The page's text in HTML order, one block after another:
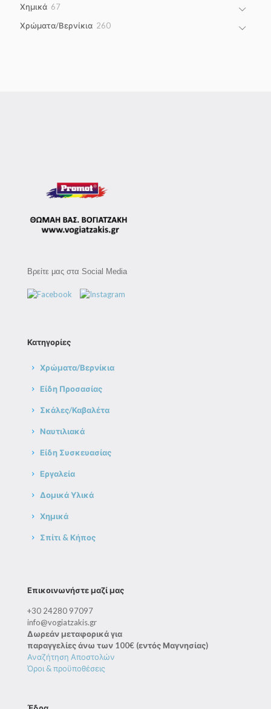
Χημικά 6767
Χρώματα/Βερνίκια 260260
Βρείτε μας στα Social Media
Κατηγορίες
Χρώματα/Βερνίκια
Είδη Προσασίας
Σκάλες/Καβαλέτα
Ναυτιλιακά
Είδη Συσκευασίας
Εργαλεία
Δομικά Υλικά
Χημικά
Σπίτι & Κήπος
Επικοινωνήστε μαζί μας
+30 24280 97097
info@vogiatzakis.gr
Δωρεάν μεταφορικά για
παραγγελίες άνω των 100€ (εντός Μαγνησίας)
Αναζήτηση Αποστολών
Όροι & προϋποθέσεις